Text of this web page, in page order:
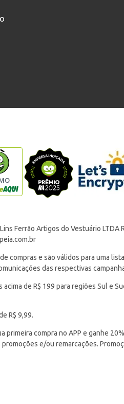
Ferrão Artigos do Vestuário LTDA
compras e são válidos para uma
das respectivas
de R$ 199 para regiões Sul e
R$ 9,99.
primeira compra no APP e ganhe
e/ou remarcações.